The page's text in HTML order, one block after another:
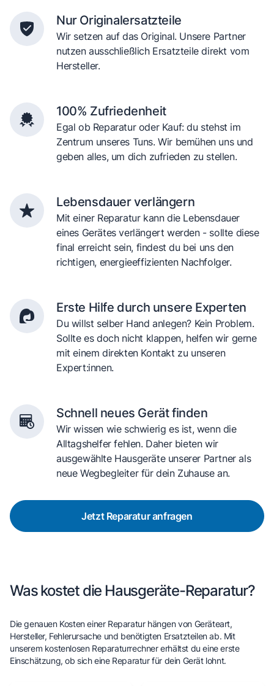
Nur Originalersatzteile
Wir setzen auf das Original. Unsere Partner
nutzen ausschließlich Ersatzteile direkt vom
Hersteller.
100% Zufriedenheit
Egal ob Reparatur oder Kauf: du stehst im
Zentrum unseres Tuns. Wir bemühen uns und
geben alles, um dich zufrieden zu stellen.
Lebensdauer verlängern
Mit einer Reparatur kann die Lebensdauer
eines Gerätes verlängert werden - sollte diese
final erreicht sein, findest du bei uns den
richtigen, energieeffizienten Nachfolger.
Erste Hilfe durch unsere Experten
Du willst selber Hand anlegen? Kein Problem.
Sollte es doch nicht klappen, helfen wir gerne
mit einem direkten Kontakt zu unseren
Expert:innen.
Schnell neues Gerät finden
Wir wissen wie schwierig es ist, wenn die
Alltagshelfer fehlen. Daher bieten wir
ausgewählte Hausgeräte unserer Partner als
neue Wegbegleiter für dein Zuhause an.
Jetzt Reparatur anfragen
Was kostet die Hausgeräte-Reparatur?
Die genauen Kosten einer Reparatur hängen von Geräteart,
Hersteller, Fehlerursache und benötigten Ersatzteilen ab. Mit
unserem kostenlosen Reparaturrechner erhältst du eine erste
Einschätzung, ob sich eine Reparatur für dein Gerät lohnt.